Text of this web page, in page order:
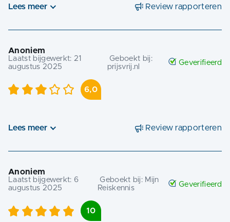
Lees meer Review rapporteren
Anoniem
Laatst bijgewerkt: 21
augustus 2025
Geboekt bij:
prijsvrij.nl
Geverifieerd
6,0
Lees meer Review rapporteren
Anoniem
Laatst bijgewerkt: 6
augustus 2025
Geboekt bij: Mijn
Reiskennis
Geverifieerd
10